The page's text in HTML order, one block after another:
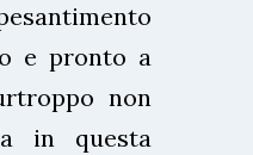
e pronto a
non
in questa